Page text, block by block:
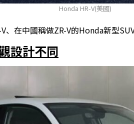
Honda HR-V(美國)
、在中國稱做ZR-V的Honda新型
設計不同